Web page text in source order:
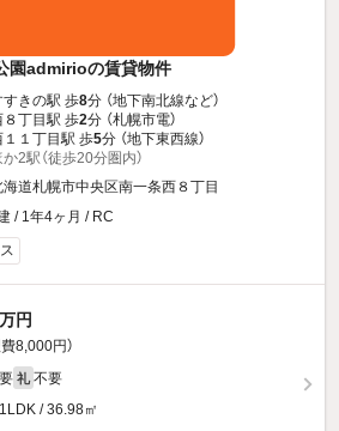
園admirioの賃貸物件
すきの駅 歩8分 （地下南北線など）
８丁目駅 歩2分 （札幌市電）
１１丁目駅 歩5分 （地下東西線）
2駅（徒歩20分圏内）
海道札幌市中央区南一条西８丁目
/ 1年4ヶ月 / RC
万円
費8,000円）
礼 不要
/ 36.98㎡